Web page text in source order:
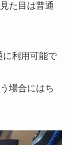
た目は普通
に利用可能で
場合にはち